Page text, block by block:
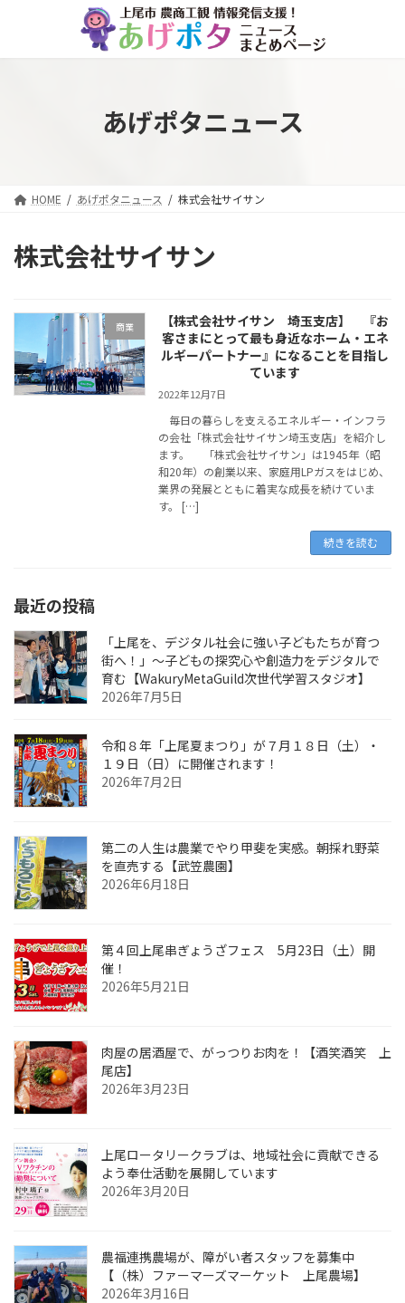
ン
ー
あげポタニュース
HOME あげポタニュース 株式会社サイサン
株式会社サイサン
商業
【株式会社サイサン 埼玉支店】 『お
客さまにとって最も身近なホーム・エネ
ルギーパートナー』になることを目指し
ています
2022年12月7日
毎日の暮らしを支えるエネルギー・インフラ
の会社「株式会社サイサン埼玉支店」を紹介し
ます。 「株式会社サイサン」は1945年（昭
和20年）の創業以来、家庭用LPガスをはじめ、
業界の発展とともに着実な成長を続けていま
す。 […]
続きを読む
最近の投稿
「上尾を、デジタル社会に強い子どもたちが育つ
街へ！」〜子どもの探究心や創造力をデジタルで
育む【WakuryMetaGuild次世代学習スタジオ】
2026年7月5日
令和８年「上尾夏まつり」が７月１８日（土）・
１９日（日）に開催されます！
2026年7月2日
第二の人生は農業でやり甲斐を実感。朝採れ野菜
を直売する【武笠農園】
2026年6月18日
第４回上尾串ぎょうざフェス 5月23日（土）開
催！
2026年5月21日
肉屋の居酒屋で、がっつりお肉を！【酒笑酒笑 上
尾店】
2026年3月23日
上尾ロータリークラブは、地域社会に貢献できる
よう奉仕活動を展開しています
2026年3月20日
農福連携農場が、障がい者スタッフを募集中
【（株）ファーマーズマーケット 上尾農場】
2026年3月16日